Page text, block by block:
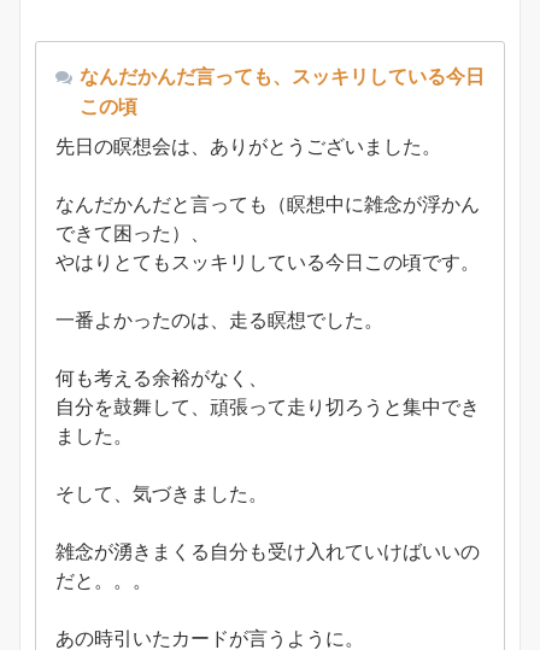
なんだかんだ言っても、スッキリしている今日
この頃
先日の瞑想会は、ありがとうございました。
なんだかんだと言っても（瞑想中に雑念が浮かん
できて困った）、
やはりとてもスッキリしている今日この頃です。
一番よかったのは、走る瞑想でした。
何も考える余裕がなく、
自分を鼓舞して、頑張って走り切ろうと集中でき
ました。
そして、気づきました。
雑念が湧きまくる自分も受け入れていけばいいの
だと。。。
あの時引いたカードが言うように。